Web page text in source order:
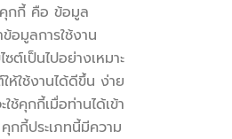
คุกกี้ คือ ข้อมูล
มูลการใช้งาน
ต์เป็นไปอย่างเหมาะ
ห้ใช้งานได้ดีขึ้น ง่าย
ะใช้คุกกี้เมื่อท่านได้เข้า
กกี้ประเภทนี้มีความ